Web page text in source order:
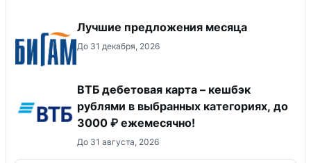
Лучшие предложения месяца
До 31 декабря, 2026
ВТБ дебетовая карта – кешбэк
рублями в выбранных категориях, до
3000 ₽ ежемесячно!
До 31 августа, 2026